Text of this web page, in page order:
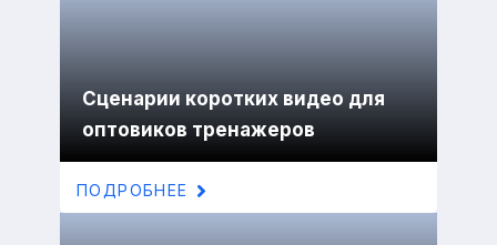
Сценарии коротких видео для
оптовиков тренажеров
ПОДРОБНЕЕ